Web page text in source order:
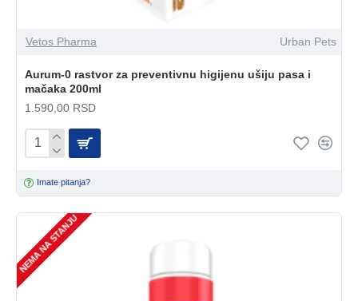
Vetos Pharma Urban Pets
Aurum-0 rastvor za preventivnu higijenu ušiju pasa i
mačaka 200ml
1.590,00 RSD
Imate pitanja?
NEMA NA STANJU